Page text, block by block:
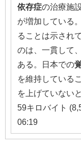
依存症の治療施
が増加している
ることは示され
のは、一貫して
ある。日本での
を維持している
を上げていない
59キロバイト
06:19